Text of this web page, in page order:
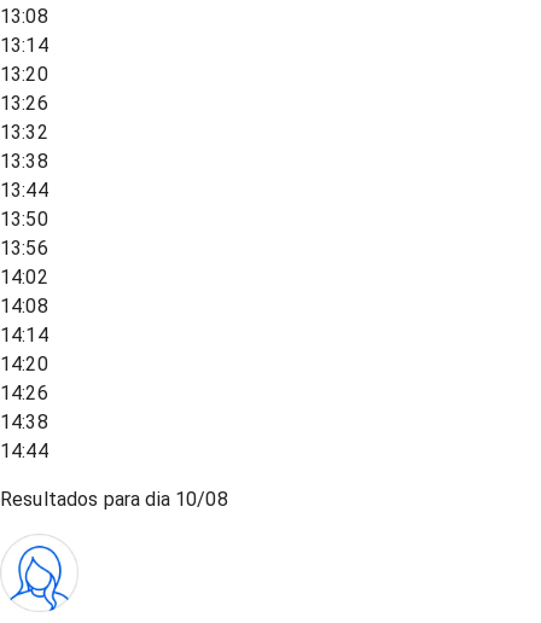
13:08
13:14
13:20
13:26
13:32
13:38
13:44
13:50
13:56
14:02
14:08
14:14
14:20
14:26
14:38
14:44
Resultados para dia 10/08